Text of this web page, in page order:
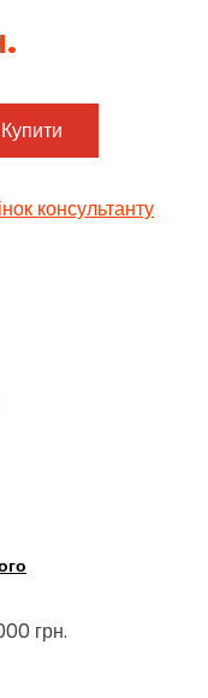
Купити
консультанту
грн.